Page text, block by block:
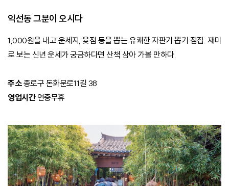
익선동 그분이 오시다
1,000원을 내고 운세지, 윷점 등을 뽑는 유쾌한 자판기 뽑기 점집. 재미
로 보는 신년 운세가 궁금하다면 산책 삼아 가볼 만하다.
주소종로구 돈화문로11길 38
영업시간연중무휴